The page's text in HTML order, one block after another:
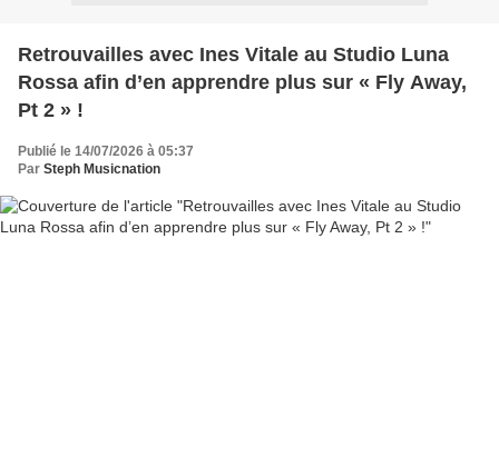
Retrouvailles avec Ines Vitale au Studio Luna
Rossa afin d’en apprendre plus sur « Fly Away,
Pt 2 » !
Publié le 14/07/2026 à 05:37
Par Steph Musicnation